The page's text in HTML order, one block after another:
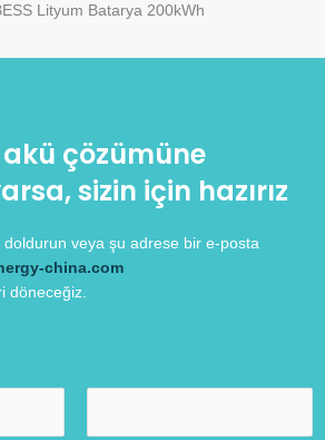
Lityum Batarya 200kWh
çözümüne
sizin için hazırız
doldurun veya şu adrese bir e-posta
china.com
döneceğiz.